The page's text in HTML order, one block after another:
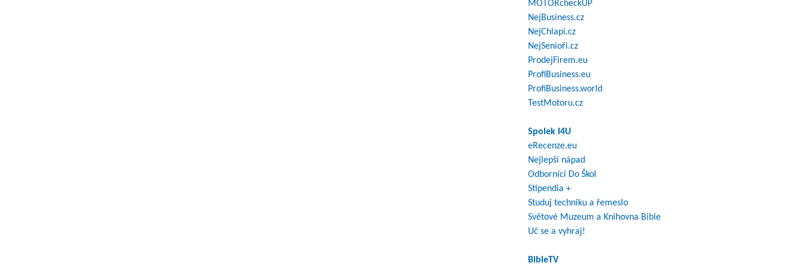
MOTORcheckUP
NejBusiness.cz
NejChlapi.cz
NejSenioři.cz
ProdejFirem.eu
ProfiBusiness.eu
ProfiBusiness.world
TestMotoru.cz
Spolek I4U
eRecenze.eu
Nejlepší nápad
Odborníci Do Škol
Stipendia +
Studuj techniku a řemeslo
Světové Muzeum a Knihovna Bible
Uč se a vyhraj!
BibleTV